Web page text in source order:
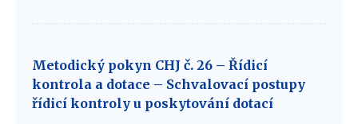
Metodický pokyn CHJ č. 26 – Řídicí
kontrola a dotace – Schvalovací postupy
řídicí kontroly u poskytování dotací